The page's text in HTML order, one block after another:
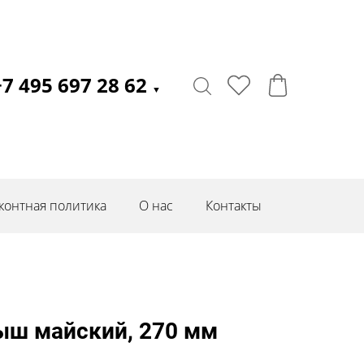
495 697 28 62 ▼
политика О нас Контакты
майский, 270 мм